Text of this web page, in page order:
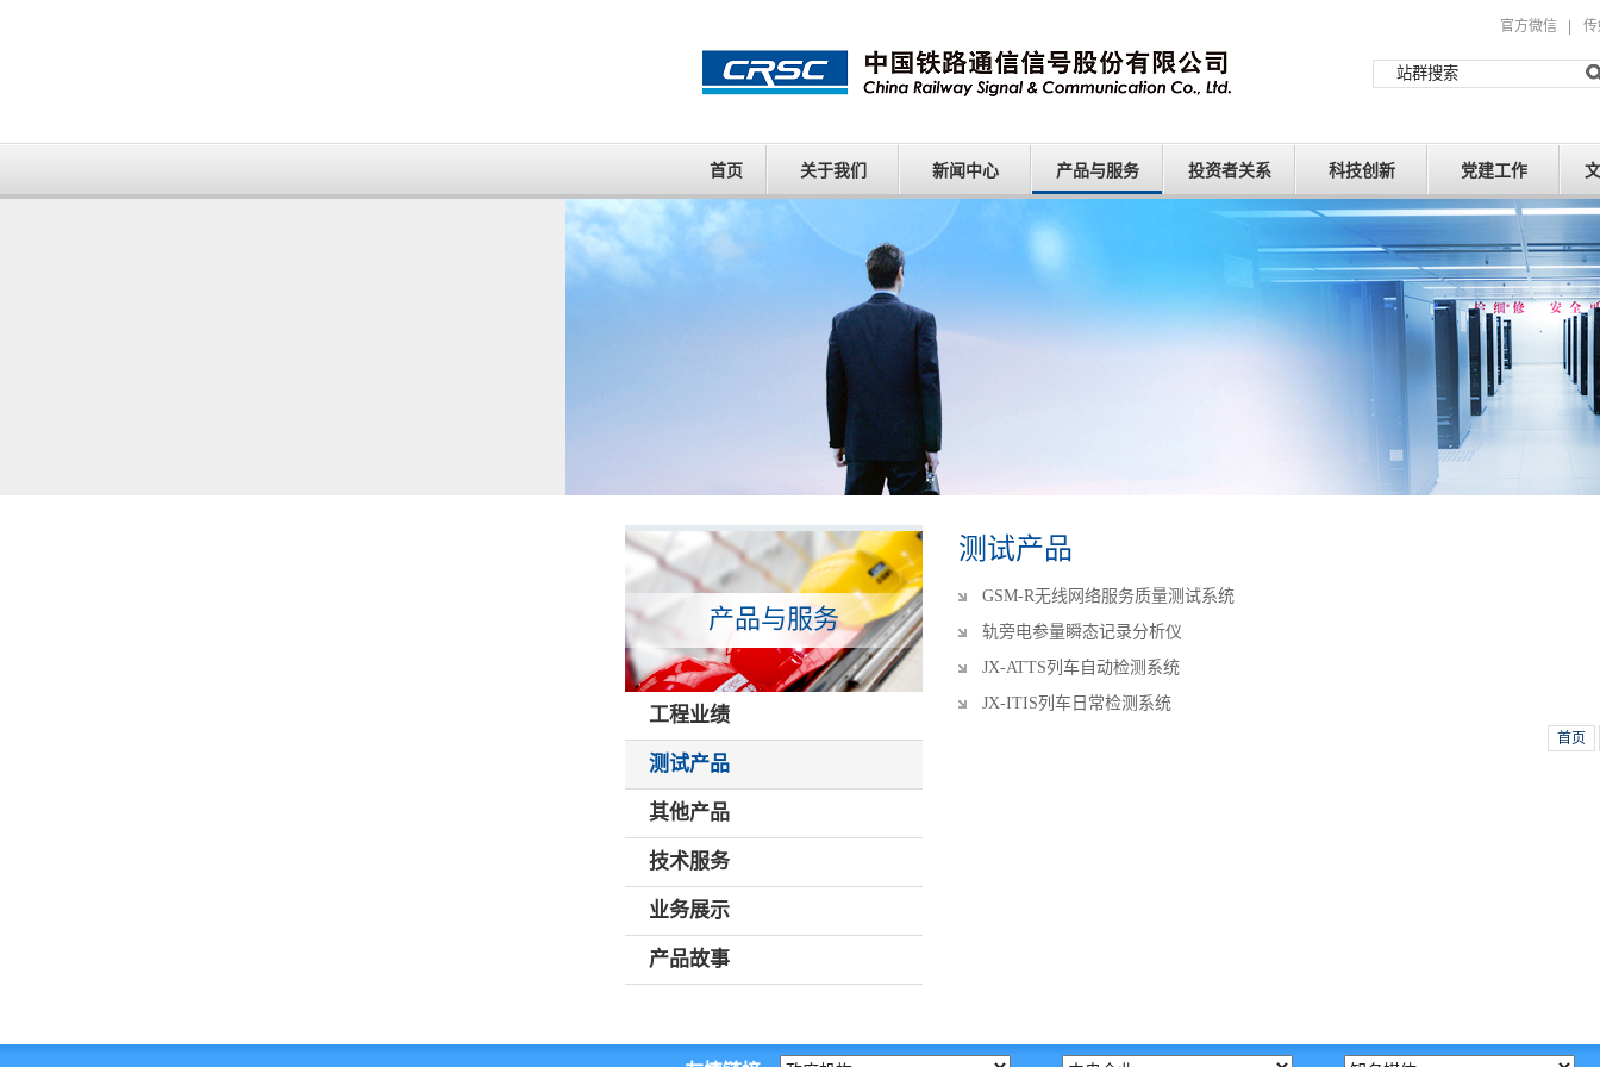
官方微信
首页 关于我们 新闻中心 产品与服务 投资者关系 科技创新 党建工作
产品与服务
工程业绩
测试产品
其他产品
技术服务
业务展示
产品故事
测试产品
GSM-R无线网络服务质量测试系统
轨旁电参量瞬态记录分析仪
JX-ATTS列车自动检测系统
JX-ITIS列车日常检测系统
首页